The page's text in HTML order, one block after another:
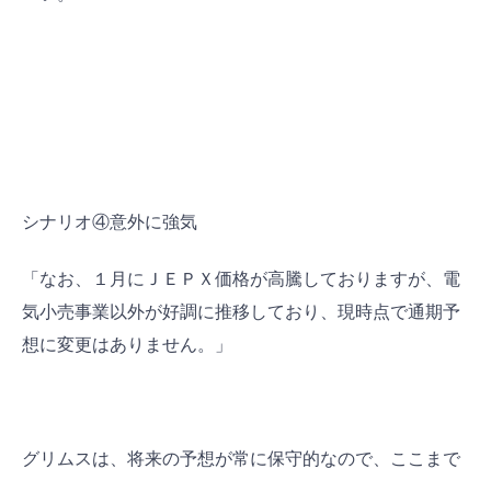
シナリオ④意外に強気
「なお、１月にＪＥＰＸ価格が高騰しておりますが、電
気小売事業以外が好調に推移しており、現時点で通期予
想に変更はありません。」
グリムスは、将来の予想が常に保守的なので、ここまで